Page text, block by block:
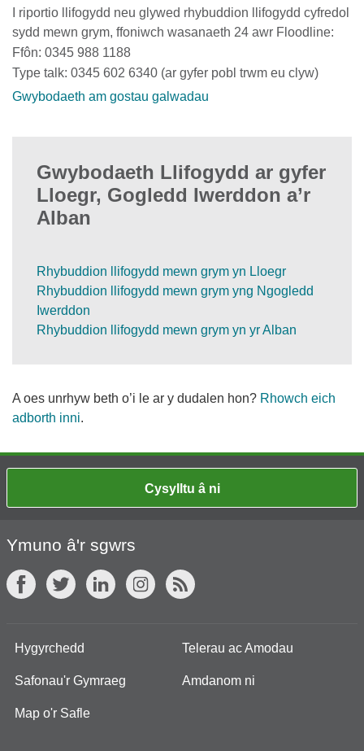
I riportio llifogydd neu glywed rhybuddion llifogydd cyfredol
sydd mewn grym, ffoniwch wasanaeth 24 awr Floodline:
Ffôn: 0345 988 1188
Type talk: 0345 602 6340 (ar gyfer pobl trwm eu clyw)
Gwybodaeth am gostau galwadau
Gwybodaeth Llifogydd ar gyfer
Lloegr, Gogledd Iwerddon a’r
Alban
Rhybuddion llifogydd mewn grym yn Lloegr
Rhybuddion llifogydd mewn grym yng Ngogledd
Iwerddon
Rhybuddion llifogydd mewn grym yn yr Alban
A oes unrhyw beth o’i le ar y dudalen hon? Rhowch eich
adborth inni.
Cysylltu â ni
Ymuno â'r sgwrs
Hygyrchedd Telerau ac Amodau
Safonau'r Gymraeg Amdanom ni
Map o'r Safle